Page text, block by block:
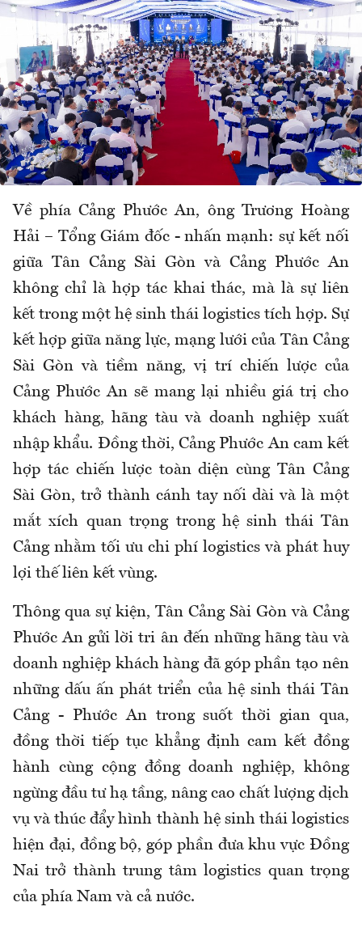
Về phía Cảng Phước An, ông Trương Hoàng
Hải – Tổng Giám đốc - nhấn mạnh: sự kết nối
giữa Tân Cảng Sài Gòn và Cảng Phước An
không chỉ là hợp tác khai thác, mà là sự liên
kết trong một hệ sinh thái logistics tích hợp. Sự
kết hợp giữa năng lực, mạng lưới của Tân Cảng
Sài Gòn và tiềm năng, vị trí chiến lược của
Cảng Phước An sẽ mang lại nhiều giá trị cho
khách hàng, hãng tàu và doanh nghiệp xuất
nhập khẩu. Đồng thời, Cảng Phước An cam kết
hợp tác chiến lược toàn diện cùng Tân Cảng
Sài Gòn, trở thành cánh tay nối dài và là một
mắt xích quan trọng trong hệ sinh thái Tân
Cảng nhằm tối ưu chi phí logistics và phát huy
lợi thế liên kết vùng.
Thông qua sự kiện, Tân Cảng Sài Gòn và Cảng
Phước An gửi lời tri ân đến những hãng tàu và
doanh nghiệp khách hàng đã góp phần tạo nên
những dấu ấn phát triển của hệ sinh thái Tân
Cảng - Phước An trong suốt thời gian qua,
đồng thời tiếp tục khẳng định cam kết đồng
hành cùng cộng đồng doanh nghiệp, không
ngừng đầu tư hạ tầng, nâng cao chất lượng dịch
vụ và thúc đẩy hình thành hệ sinh thái logistics
hiện đại, đồng bộ, góp phần đưa khu vực Đồng
Nai trở thành trung tâm logistics quan trọng
của phía Nam và cả nước.